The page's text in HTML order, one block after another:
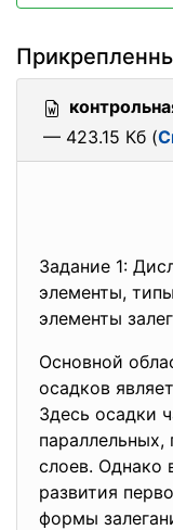
— 423.15 Кб (
Задание 1:
элементы,
элементы
Основной
осадков
Здесь осадки
параллельных,
слоев. Однако
развития
формы